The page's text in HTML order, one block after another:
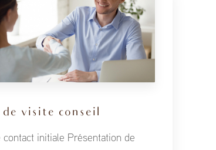
visite conseil
contact initiale Présentation de